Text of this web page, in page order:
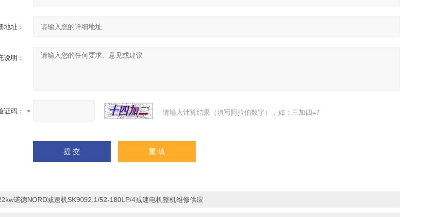
地址：
说明：
证码： 请输入计算结果（填写阿拉伯数字），如：三加四=7
诺德NORD减速机SK9092.1/52-180LP/4减速电机整机维修供应